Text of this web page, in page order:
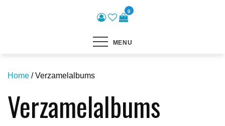
0
MENU
Home / Verzamelalbums
Verzamelalbums